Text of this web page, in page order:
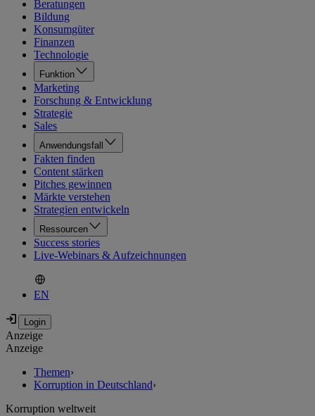
Beratungen
Bildung
Konsumgüter
Finanzen
Technologie
Funktion
Marketing
Forschung & Entwicklung
Strategie
Sales
Anwendungsfall
Fakten finden
Content stärken
Pitches gewinnen
Märkte verstehen
Strategien entwickeln
Ressourcen
Success stories
Live-Webinars & Aufzeichnungen
EN
Anzeige
Anzeige
Themen›
Korruption in Deutschland›
Korruption weltweit